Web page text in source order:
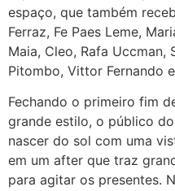
espaço, que também
Ferraz, Fe Paes Leme,
Maia, Cleo, Rafa Uccman,
Pitombo, Vittor Fernando
Fechando o primeiro fim
grande estilo, o público
nascer do sol com uma
em um after que traz
para agitar os presentes.